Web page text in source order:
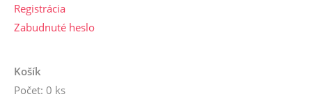
Registrácia
Zabudnuté heslo
Košík
Počet: 0 ks